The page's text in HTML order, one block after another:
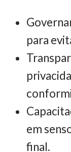
para
em
final.